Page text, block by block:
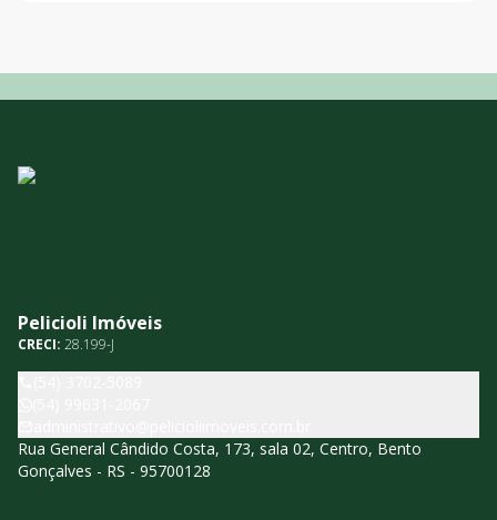
Pelicioli Imóveis
CRECI: 28.199-J
Rua General Cândido Costa, 173, sala 02, Centro, Bento
Gonçalves - RS - 95700128